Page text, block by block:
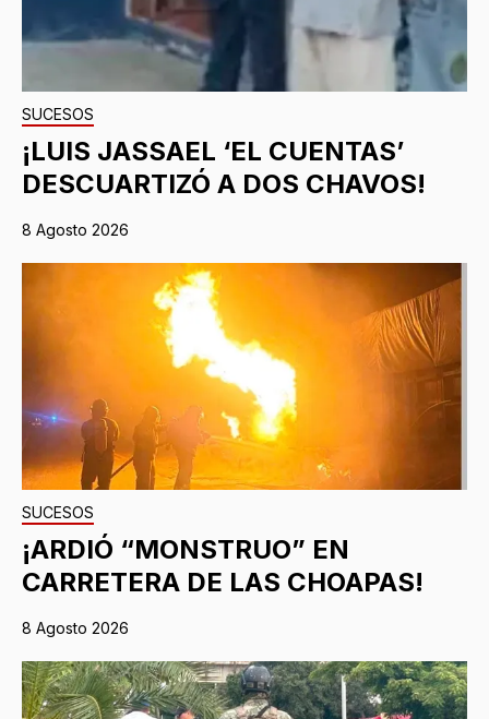
SUCESOS
¡LUIS JASSAEL ‘EL CUENTAS’
DESCUARTIZÓ A DOS CHAVOS!
8 Agosto 2026
SUCESOS
¡ARDIÓ “MONSTRUO” EN
CARRETERA DE LAS CHOAPAS!
8 Agosto 2026